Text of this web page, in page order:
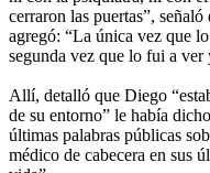
cerraron las puertas”,
agregó: “La única vez que
segunda vez que lo fui a
Allí, detalló que Diego
de su entorno” le había
últimas palabras públicas
médico de cabecera en sus